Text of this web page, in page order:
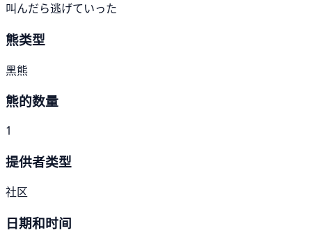
叫んだら逃げていった
熊类型
黑熊
熊的数量
1
提供者类型
社区
日期和时间